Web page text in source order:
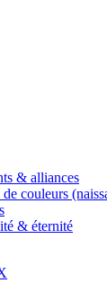
& alliances
couleurs
& éternité